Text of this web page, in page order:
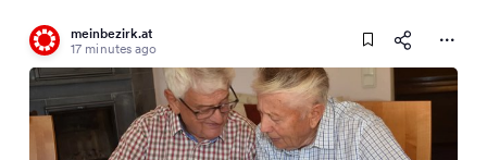
meinbezirk.at
17 minutes ago